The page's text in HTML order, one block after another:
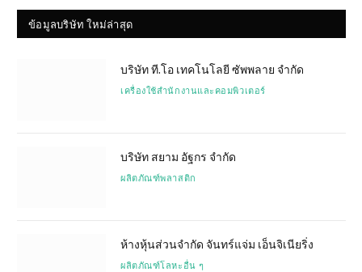
ข้อมูลบริษัท ใหม่ล่าสุด
บริษัท ที.โอ เทคโนโลยี ซัพพลาย จำกัด
เครื่องใช้สำนักงานและคอมพิวเตอร์
บริษัท สยาม อัฐกร จำกัด
ผลิตภัณฑ์พลาสติก
ห้างหุ้นส่วนจำกัด จันทร์แจ่ม เอ็นจิเนียริ่ง
ผลิตภัณฑ์โลหะอื่น ๆ